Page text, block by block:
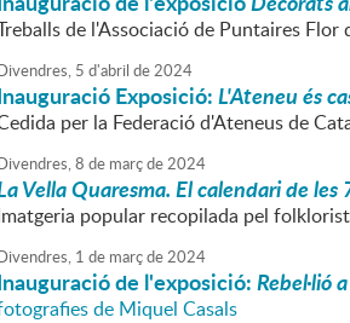
de l'Associació de Puntaires Flor
5 d'abril de2024
Exposició:L'Ateneu és
per la Federació d'Ateneus de
8 de marçde2024
Vella Quaresma. El calendari de les
popular recopilada pel
1 de marçde2024
de l'exposició:Rebel·lió
de Miquel Casals